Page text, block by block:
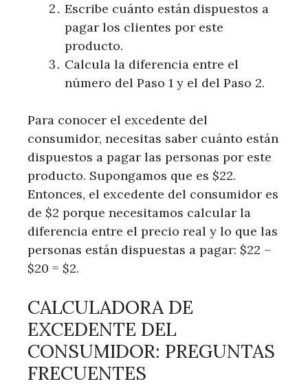
Escribe cuánto están dispuestos a
pagar los clientes por este
producto.
Calcula la diferencia entre el
número del Paso 1 y el del Paso 2.
Para conocer el excedente del
consumidor, necesitas saber cuánto están
dispuestos a pagar las personas por este
producto. Supongamos que es $22.
Entonces, el excedente del consumidor es
de $2 porque necesitamos calcular la
diferencia entre el precio real y lo que las
personas están dispuestas a pagar: $22 –
$20 = $2.
CALCULADORA DE
EXCEDENTE DEL
CONSUMIDOR: PREGUNTAS
FRECUENTES